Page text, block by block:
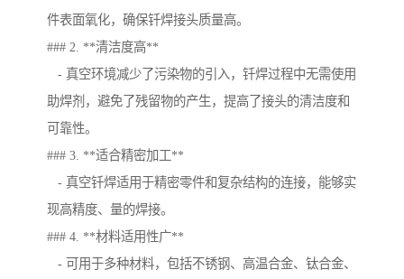
件表面氧化，确保钎焊接头质量高。
### 2. **清洁度高**
- 真空环境减少了污染物的引入，钎焊过程中无需使用
助焊剂，避免了残留物的产生，提高了接头的清洁度和
可靠性。
### 3. **适合精密加工**
- 真空钎焊适用于精密零件和复杂结构的连接，能够实
现高精度、量的焊接。
### 4. **材料适用性广**
- 可用于多种材料，包括不锈钢、高温合金、钛合金、